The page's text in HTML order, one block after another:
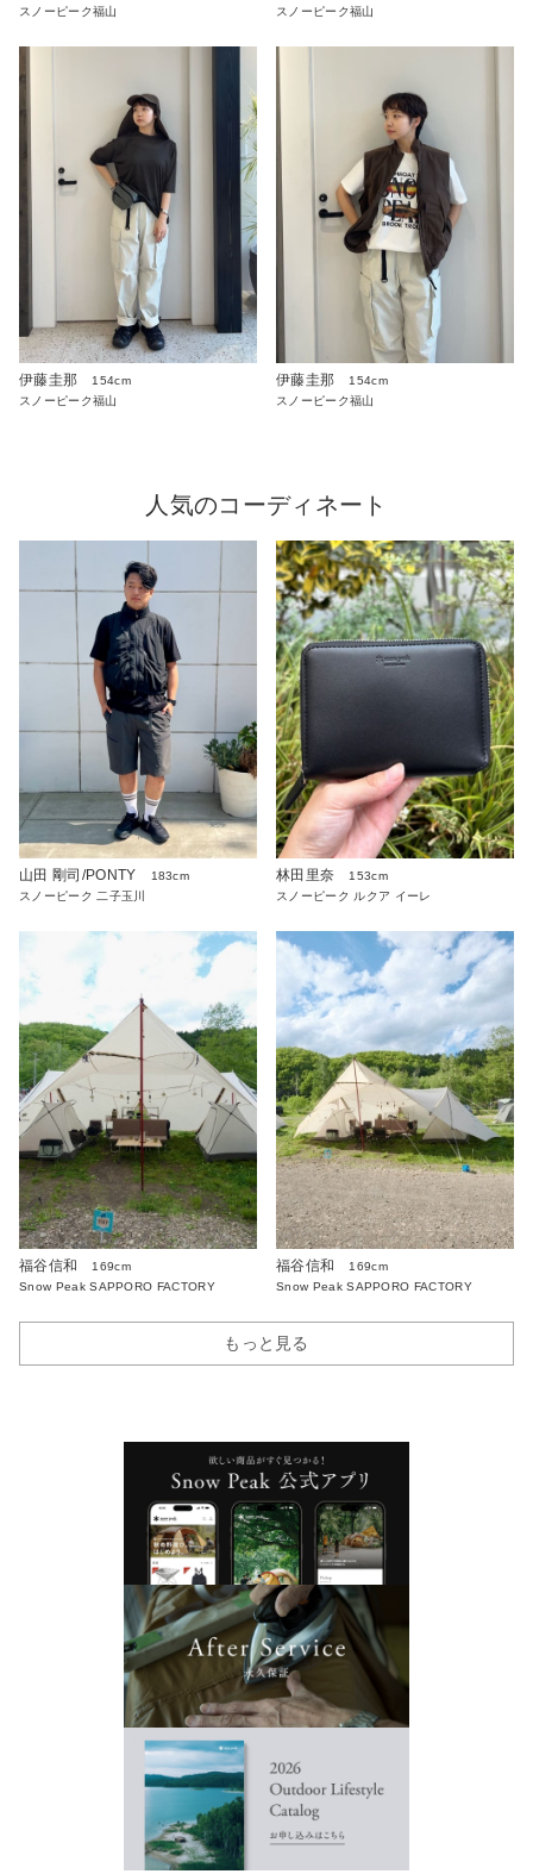
スノーピーク福山
スノーピーク福山
伊藤圭那
154cm
スノーピーク福山
伊藤圭那
154cm
スノーピーク福山
人気のコーディネート
山田 剛司/PONTY
183cm
スノーピーク 二子玉川
林田里奈
153cm
スノーピーク ルクア イーレ
福谷信和
169cm
Snow Peak SAPPORO FACTORY
福谷信和
169cm
Snow Peak SAPPORO FACTORY
もっと見る